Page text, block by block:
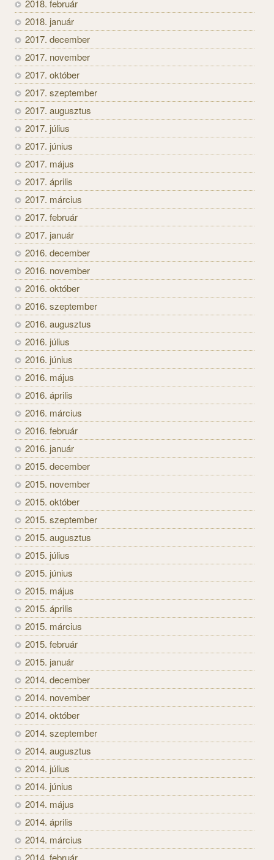
2018. február
2018. január
2017. december
2017. november
2017. október
2017. szeptember
2017. augusztus
2017. július
2017. június
2017. május
2017. április
2017. március
2017. február
2017. január
2016. december
2016. november
2016. október
2016. szeptember
2016. augusztus
2016. július
2016. június
2016. május
2016. április
2016. március
2016. február
2016. január
2015. december
2015. november
2015. október
2015. szeptember
2015. augusztus
2015. július
2015. június
2015. május
2015. április
2015. március
2015. február
2015. január
2014. december
2014. november
2014. október
2014. szeptember
2014. augusztus
2014. július
2014. június
2014. május
2014. április
2014. március
2014. február